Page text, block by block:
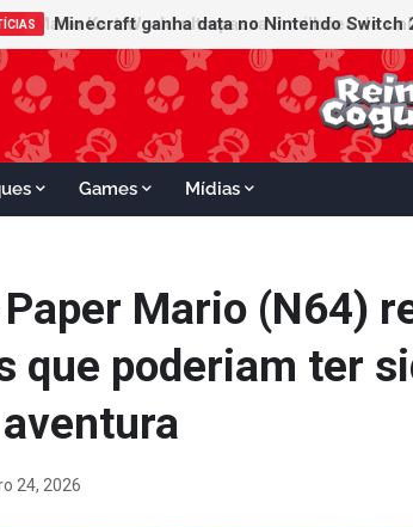
Minecraft ganha data no Nintendo Switch
Games Mídias
Mario (N64)
que poderiam ter
24, 2026